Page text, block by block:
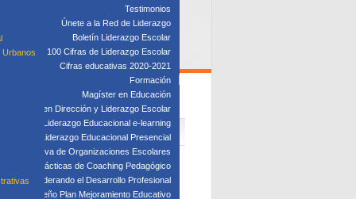
Urbanos
Testimonios
Únete a la Red de Liderazgo
Boletín Liderazgo Escolar
100 Cifras de Liderazgo Escolar
Cifras educativas 2020-2021
Formación
Magíster en Educación
Diplomado en Dirección y Liderazgo Escolar
en Liderazgo Educacional e-learning
en Liderazgo Educacional Presencial
Directiva de Organizaciones Escolares
Taller: Prácticas de Coaching Pedagógico
Taller: Liderando el Desarrollo Profesional
Taller: Diseño Plan Mejoramiento Educativo